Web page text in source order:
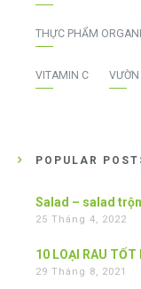
THỰC PHẨM
VITAMIN C VƯỜN
POPULAR
Salad – salad
25 Tháng 4, 2022
10 LOẠI RAU TỐT
29 Tháng 8, 2021